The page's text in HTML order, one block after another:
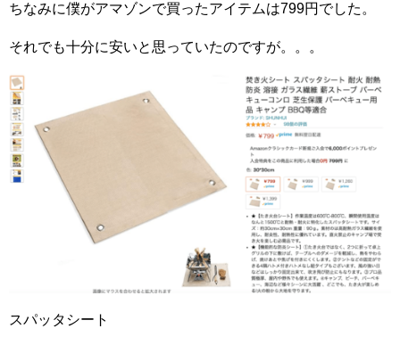
ちなみに僕がアマゾンで買ったアイテムは799円でした。
それでも十分に安いと思っていたのですが。。。
スパッタシート